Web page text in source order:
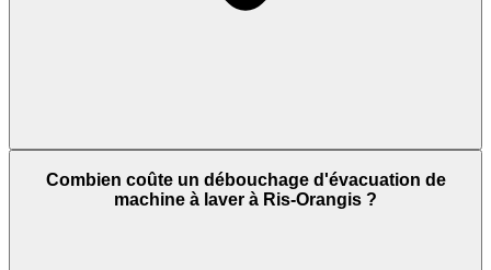
Combien coûte un débouchage d'évacuation de
machine à laver à Ris-Orangis ?